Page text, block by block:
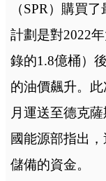
（SPR）購買
計劃是對2022
錄的1.8億桶）
的油價飆升。
月運送至德克
國能源部指出
儲備的資金。